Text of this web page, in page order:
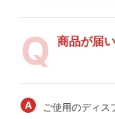
商品が届
ご使用のディス